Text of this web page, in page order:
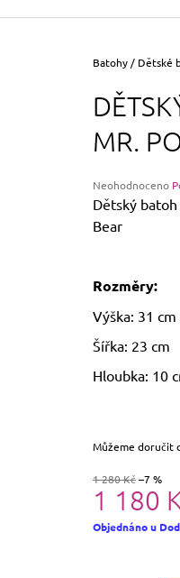
Domů
Batohy / Dětské
MR.
Průměrné
hodnocení
produktu
je
5
Neohodnoceno
Dětský
Bear
Rozměry:
Výška: 31 cm
Šířka: 23 cm
Hloubka: 10
Můžeme doručit
1 280 Kč–7 %
1 180
Měrná
Objednáno u